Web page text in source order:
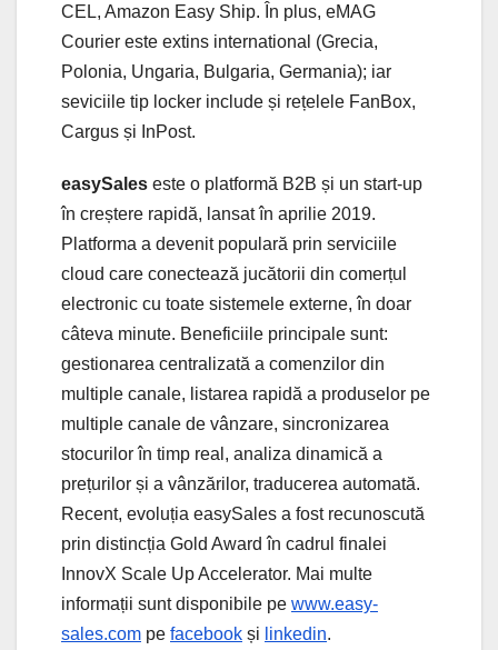
CEL, Amazon Easy Ship. În plus, eMAG
Courier este extins international (Grecia,
Polonia, Ungaria, Bulgaria, Germania); iar
seviciile tip locker include și rețelele FanBox,
Cargus și InPost.
easySales este o platformă B2B și un start-up
în creștere rapidă, lansat în aprilie 2019.
Platforma a devenit populară prin serviciile
cloud care conectează jucătorii din comerțul
electronic cu toate sistemele externe, în doar
câteva minute. Beneficiile principale sunt:
gestionarea centralizată a comenzilor din
multiple canale, ​​listarea rapidă a produselor pe
multiple canale de vânzare, sincronizarea
stocurilor în timp real, analiza dinamică a
prețurilor și a vânzărilor, traducerea automată.
Recent, evoluția easySales a fost recunoscută
prin distincția Gold Award în cadrul finalei
InnovX Scale Up Accelerator. Mai multe
informații sunt disponibile pe www.easy-
sales.com pe facebook și linkedin.